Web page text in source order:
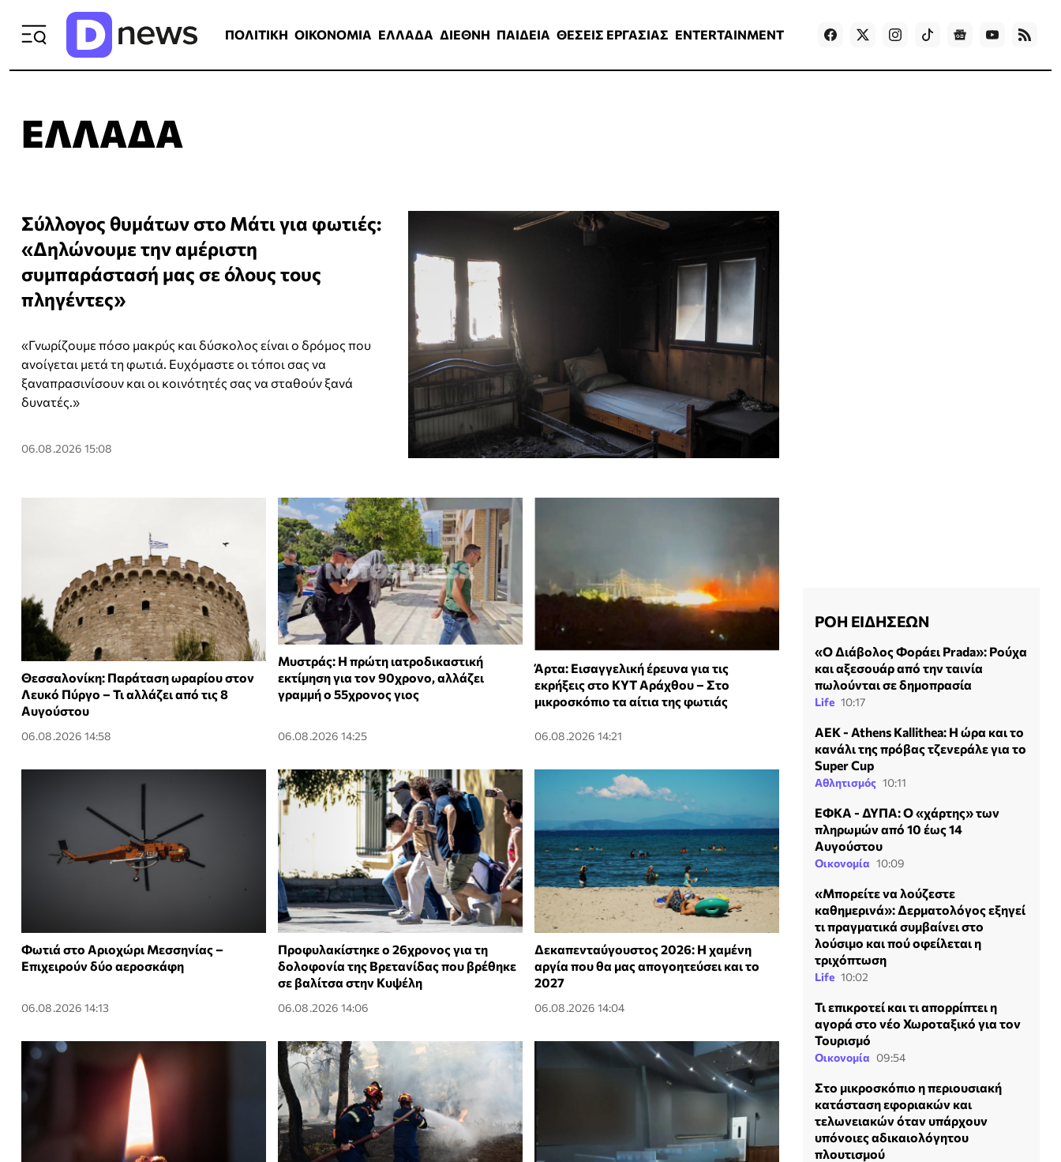
ΠΟΛΙΤΙΚΗ ΟΙΚΟΝΟΜΙΑ ΕΛΛΑΔΑ ΔΙΕΘΝΗ ΠΑΙΔΕΙΑ ΘΕΣΕΙΣ ΕΡΓΑΣΙΑΣ ENTERTAINMENT Games
ΕΛΛΆΔΑ
Σύλλογος θυμάτων στο Μάτι για φωτιές:
«Δηλώνουμε την αμέριστη
συμπαράστασή μας σε όλους τους
πληγέντες»
«Γνωρίζουμε πόσο μακρύς και δύσκολος είναι ο δρόμος που
ανοίγεται μετά τη φωτιά. Ευχόμαστε οι τόποι σας να
ξαναπρασινίσουν και οι κοινότητές σας να σταθούν ξανά
δυνατές.»
06.08.2026 15:08
Θεσσαλονίκη: Παράταση ωραρίου στον
Λευκό Πύργο – Τι αλλάζει από τις 8
Αυγούστου
06.08.2026 14:58
Μυστράς: Η πρώτη ιατροδικαστική
εκτίμηση για τον 90χρονο, αλλάζει
γραμμή ο 55χρονος γιος
06.08.2026 14:25
Άρτα: Εισαγγελική έρευνα για τις
εκρήξεις στο ΚΥΤ Αράχθου – Στο
μικροσκόπιο τα αίτια της φωτιάς
06.08.2026 14:21
Φωτιά στο Αριοχώρι Μεσσηνίας –
Επιχειρούν δύο αεροσκάφη
06.08.2026 14:13
Προφυλακίστηκε ο 26χρονος για τη
δολοφονία της Βρετανίδας που βρέθηκε
σε βαλίτσα στην Κυψέλη
06.08.2026 14:06
Δεκαπενταύγουστος 2026: Η χαμένη
αργία που θα μας απογοητεύσει και το
2027
06.08.2026 14:04
ΡΟΗ ΕΙΔΗΣΕΩΝ
«Ο Διάβολος Φοράει Prada»: Ρούχα
και αξεσουάρ από την ταινία
πωλούνται σε δημοπρασία
Life 10:17
ΑΕΚ - Athens Kallithea: Η ώρα και το
κανάλι της πρόβας τζενεράλε για το
Super Cup
Αθλητισμός 10:11
ΕΦΚΑ - ΔΥΠΑ: Ο «χάρτης» των
πληρωμών από 10 έως 14
Αυγούστου
Οικονομία 10:09
«Μπορείτε να λούζεστε
καθημερινά»: Δερματολόγος εξηγεί
τι πραγματικά συμβαίνει στο
λούσιμο και πού οφείλεται η
τριχόπτωση
Life 10:02
Τι επικροτεί και τι απορρίπτει η
αγορά στο νέο Χωροταξικό για τον
Τουρισμό
Οικονομία 09:54
Στο μικροσκόπιο η περιουσιακή
κατάσταση εφοριακών και
τελωνειακών όταν υπάρχουν
υπόνοιες αδικαιολόγητου
πλουτισμού